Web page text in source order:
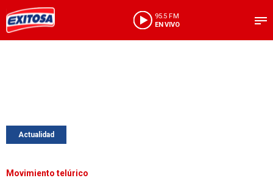
95.5 FM
EN VIVO
Actualidad
Movimiento telúrico